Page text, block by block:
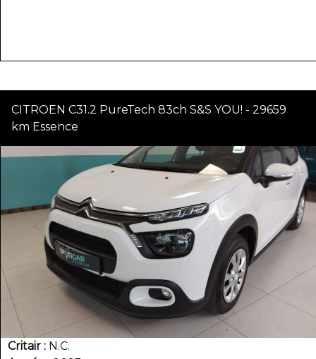
CITROEN C31.2 PureTech 83ch S&S YOU! - 29659
km Essence
Critair
N.C.